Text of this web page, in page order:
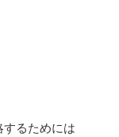
するためには